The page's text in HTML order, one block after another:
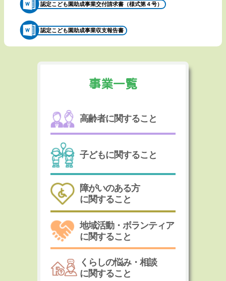
事業一覧
高齢者に関すること
子どもに関すること
障がいのある方
に関すること
地域活動・ボランティア
に関すること
くらしの悩み・相談
に関すること
認定こども園助成事業交付請求書（様式第４号）
認定こども園助成事業収支報告書